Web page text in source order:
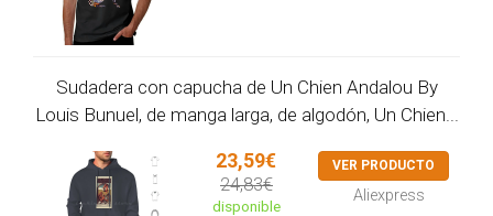
Sudadera con capucha de Un Chien Andalou By
Louis Bunuel, de manga larga, de algodón, Un Chien...
23,59€
24,83€
disponible
VER PRODUCTO
Aliexpress